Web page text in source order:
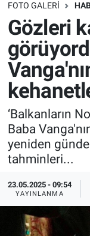
FOTO GALERI
Gözleri
‘Balkanların
Baba
yeniden
tahminleri...
23.05.2025 - 09:54
YAYINLANMA
Bilim turu
Bilim ve
Doğa
Dünya
Ege Saati
Ege'den
Eğitim
Eğlence
Dünya
Teknoloji
Sağlık
Spor
Yayın Akışı
İletişim
Trafik
Süper Lig
Tüm
Son Dakika
Haber Arşivi